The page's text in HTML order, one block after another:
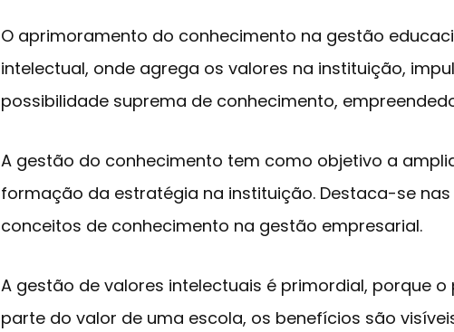
O aprimoramento do conhecimento na gestão
intelectual, onde agrega os valores na instituição,
possibilidade suprema de conhecimento,
A gestão do conhecimento tem como objetivo a
formação da estratégia na instituição. Destaca-se
conceitos de conhecimento na gestão empresarial.
A gestão de valores intelectuais é primordial, porque
parte do valor de uma escola, os benefícios são